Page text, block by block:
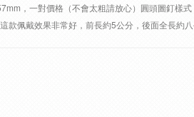
，一對價格（不會太粗請放心）圓頭圖釘樣
佩戴效果非常好，前長約5公分，後面全長約八